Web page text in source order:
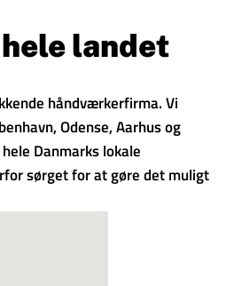
landet
håndværkerfirma. Vi
Odense, Aarhus og
Danmarks lokale
sørget for at gøre det muligt